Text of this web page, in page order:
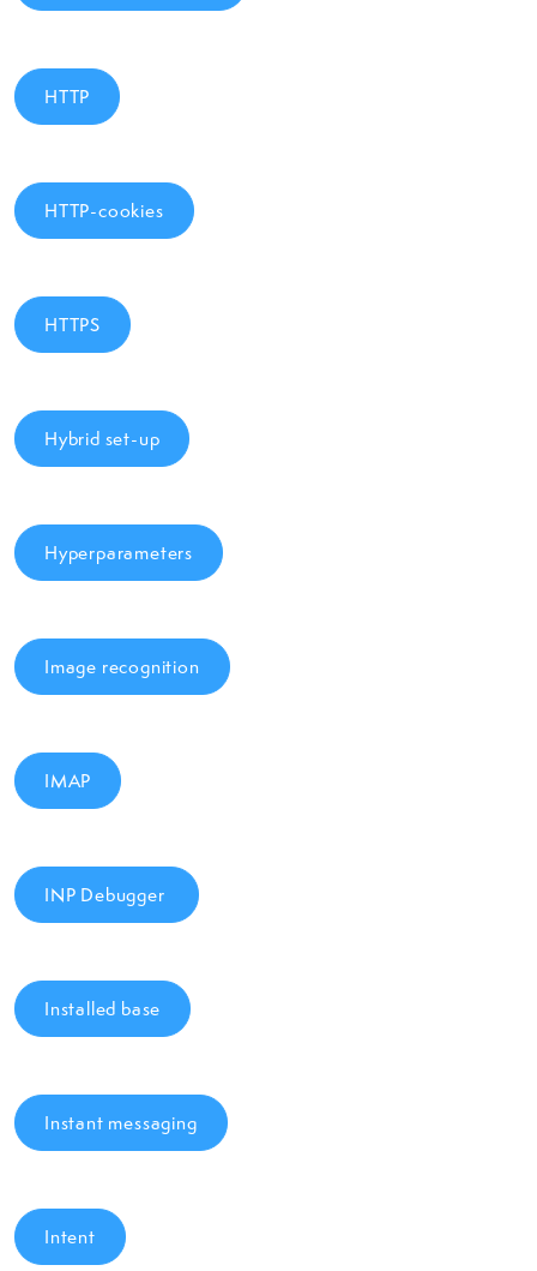
HTTP
HTTP-cookies
HTTPS
Hybrid set-up
Hyperparameters
Image recognition
IMAP
INP Debugger
Installed base
Instant messaging
Intent